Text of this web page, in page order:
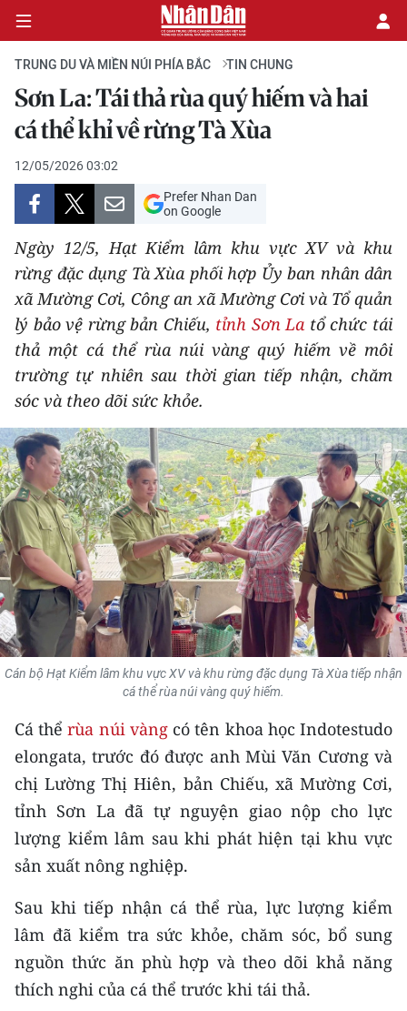
CHÍNH TRỊ
KINH TẾ
VĂN HÓA
XÃ HỘI
PHÁP LUẬT
DU LỊCH
THẾ GIỚI
THỂ THAO
GIÁO DỤC
Y TẾ
KHOA HỌC - CÔNG NGHỆ
MÔI TRƯỜNG
BẠN ĐỌC
KIỂM CHỨNG THÔNG TIN
TRI THỨC CHUYÊN SÂU
54 DÂN TỘC VIỆT NAM
CHƯƠNG TRÌNH OCOP - MỖI XÃ
MỘT SẢN PHẨM
RADIO
MEDIA CENTER
E-Magazine
TRUNG DU VÀ MIỀN NÚI PHÍA BẮC TIN CHUNG
Sơn La: Tái thả rùa quý hiếm và hai
cá thể khỉ về rừng Tà Xùa
12/05/2026 03:02
Prefer Nhan Dan
on Google
Ngày 12/5, Hạt Kiểm lâm khu vực XV và khu
rừng đặc dụng Tà Xùa phối hợp Ủy ban nhân dân
xã Mường Cơi, Công an xã Mường Cơi và Tổ quản
lý bảo vệ rừng bản Chiếu, tỉnh Sơn La tổ chức tái
thả một cá thể rùa núi vàng quý hiếm về môi
trường tự nhiên sau thời gian tiếp nhận, chăm
sóc và theo dõi sức khỏe.
Cán bộ Hạt Kiểm lâm khu vực XV và khu rừng đặc dụng Tà Xùa tiếp nhận
cá thể rùa núi vàng quý hiếm.
Cá thểrùa núi vàngcó tên khoa học Indotestudo
elongata, trước đó được anh Mùi Văn Cương và
chị Lường Thị Hiên, bản Chiếu, xã Mường Cơi,
tỉnh Sơn La đã tự nguyện giao nộp cho lực
lượng kiểm lâm sau khi phát hiện tại khu vực
sản xuất nông nghiệp.
Sau khi tiếp nhận cá thể rùa, lực lượng kiểm
lâm đã kiểm tra sức khỏe, chăm sóc, bổ sung
nguồn thức ăn phù hợp và theo dõi khả năng
thích nghi của cá thể trước khi tái thả.